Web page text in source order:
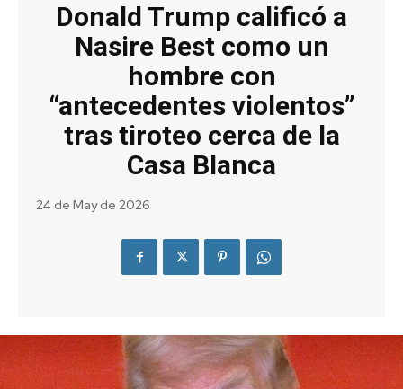
Donald Trump calificó a
Nasire Best como un
hombre con
“antecedentes violentos”
tras tiroteo cerca de la
Casa Blanca
24 de May de 2026